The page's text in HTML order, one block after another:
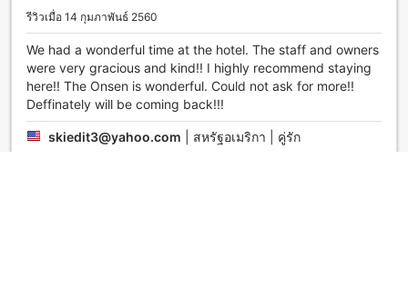
รีวิวเมื่อ 14 กุมภาพันธ์ 2560
We had a wonderful time at the hotel. The staff and owners
were very gracious and kind!! I highly recommend staying
here!! The Onsen is wonderful. Could not ask for more!!
Deffinately will be coming back!!!
skiedit3@yahoo.com สหรัฐอเมริกา | คู่รัก